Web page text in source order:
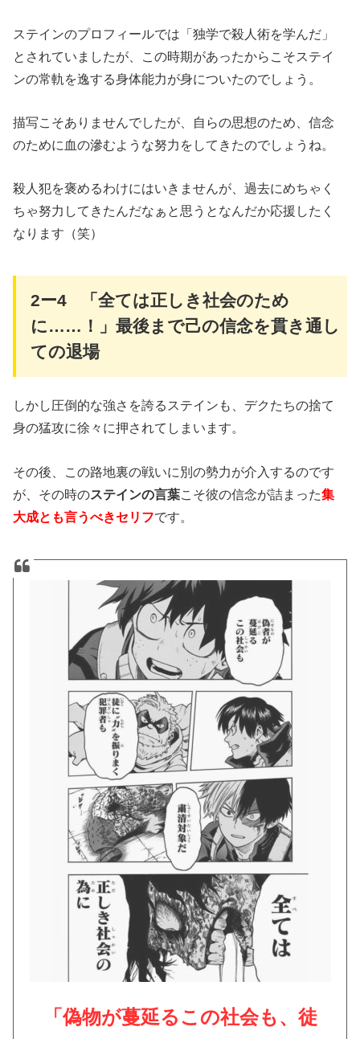
ステインのプロフィールでは「独学で殺人術を学んだ」
とされていましたが、この時期があったからこそステイ
ンの常軌を逸する身体能力が身についたのでしょう。
描写こそありませんでしたが、自らの思想のため、信念
のために血の滲むような努力をしてきたのでしょうね。
殺人犯を褒めるわけにはいきませんが、過去にめちゃく
ちゃ努力してきたんだなぁと思うとなんだか応援したく
なります（笑）
2ー4
「全ては正しき社会のため
に…… ！」最後まで己の信念を貫き通し
ての退場
しかし圧倒的な強さを誇るステインも、デクたちの捨て
身の猛攻に徐々に押されてしまいます。
その後、この路地裏の戦いに別の勢力が介入するのです
が、その時のステインの言葉こそ彼の信念が詰まった集
大成とも言うべきセリフです。
「偽物が蔓延るこの社会も、徒